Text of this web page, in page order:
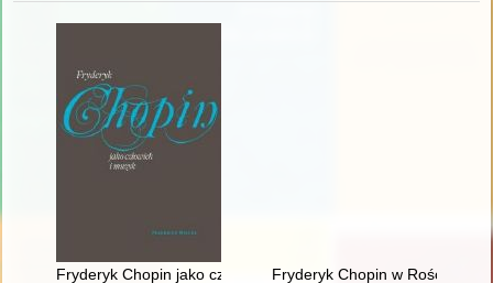
Fryderyk Chopin jako człowiek i muzykFryderyk Chopin w Rościszewie